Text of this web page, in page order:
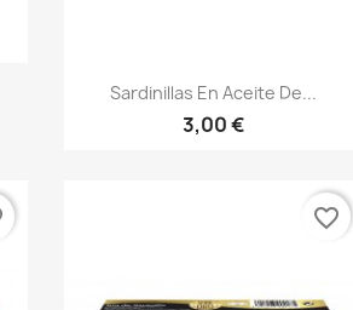
Vista rápida
Sardinillas En Aceite De...
3,00 €
favorite_border